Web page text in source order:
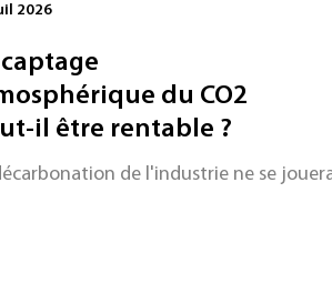
2026
captage
du CO2
il être rentable ?
de l'industrie ne se